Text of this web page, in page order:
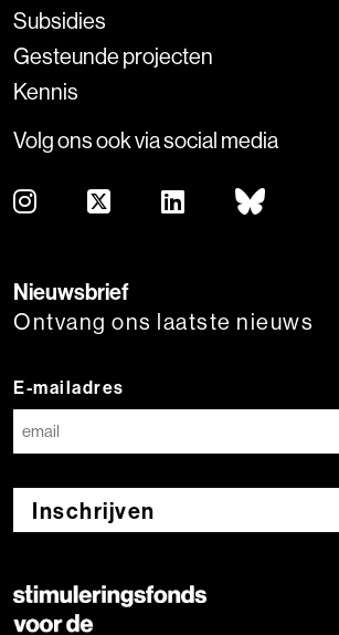
Subsidies
Gesteunde projecten
Kennis
Volg ons ook via social media
Nieuwsbrief
Ontvang ons laatste nieuws
E-mailadres
Inschrijven